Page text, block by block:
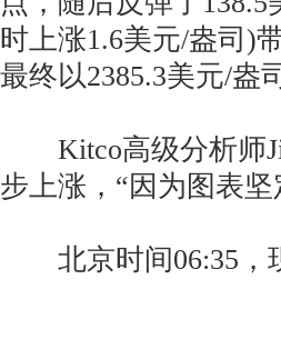
时上涨1.6美元/盎司)
最终以2385.3美元/盎
Kitco高级分析师
步上涨，“因为图表坚
北京时间06:35，